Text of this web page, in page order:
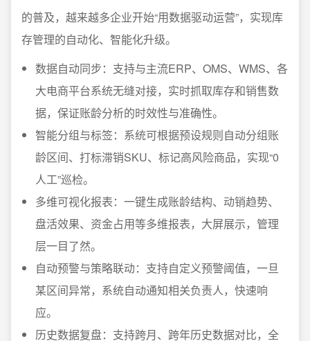
的普及，越来越多企业开始“用数据驱动运营”，实现库
存管理的自动化、智能化升级。
数据自动同步：支持与主流ERP、OMS、WMS、各
大电商平台系统无缝对接，实时抓取库存和销售数
据，保证账龄分析的时效性与准确性。
智能分组与标签：系统可根据预设规则自动分组账
龄区间、打标滞销SKU、标记高风险商品，实现“0
人工”巡检。
多维可视化报表：一键生成账龄结构、动销趋势、
盘活效果、资金占用等多维报表，大屏展示，管理
层一目了然。
自动预警与策略联动：支持自定义预警阈值，一旦
某区间异常，系统自动通知相关负责人，快速响
应。
历史数据复盘：支持跨月、跨年历史数据对比，全